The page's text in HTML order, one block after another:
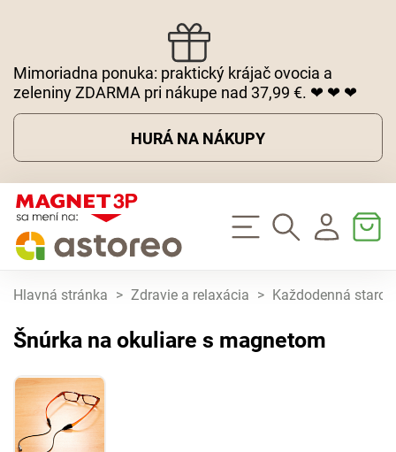
Mimoriadna ponuka: praktický krájač ovocia a
zeleniny ZDARMA pri nákupe nad 37,99 €. ❤ ❤ ❤
HURÁ NA NÁKUPY
Hlavná stránka > Zdravie a relaxácia > Každodenná
Šnúrka na okuliare s magnetom